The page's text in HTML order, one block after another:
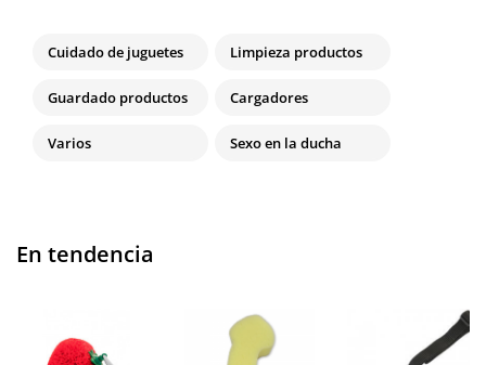
Cuidado de juguetes Limpieza productos
Guardado productos Cargadores
Varios Sexo en la ducha
En tendencia